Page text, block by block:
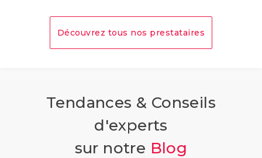
Découvrez tous nos prestataires
Tendances & Conseils
d'experts
sur notre Blog